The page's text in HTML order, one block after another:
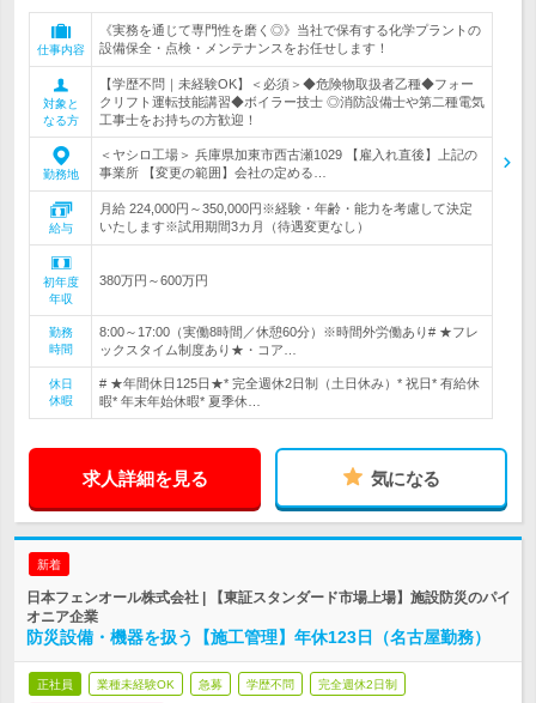
仕事内容
《実務を通じて専門性を磨く◎》当社で保有する化学プラントの
設備保全・点検・メンテナンスをお任せします！
対象と
なる方
【学歴不問｜未経験OK】＜必須＞◆危険物取扱者乙種◆フォー
クリフト運転技能講習◆ボイラー技士 ◎消防設備士や第二種電気
工事士をお持ちの方歓迎！
勤務地
＜ヤシロ工場＞ 兵庫県加東市西古瀬1029 【雇入れ直後】上記の
事業所 【変更の範囲】会社の定める…
給与
月給 224,000円～350,000円※経験・年齢・能力を考慮して決定
いたします※試用期間3カ月（待遇変更なし）
初年度
年収
380万円～600万円
勤務
時間
8:00～17:00（実働8時間／休憩60分）※時間外労働あり# ★フレ
ックスタイム制度あり★・コア…
休日
休暇
# ★年間休日125日★* 完全週休2日制（土日休み）* 祝日* 有給休
暇* 年末年始休暇* 夏季休…
求人詳細を見る 気になる
新着
日本フェンオール株式会社 | 【東証スタンダード市場上場】施設防災のパイ
オニア企業
防災設備・機器を扱う【施工管理】年休123日（名古屋勤務）
正社員 業種未経験OK 急募 学歴不問 完全週休2日制